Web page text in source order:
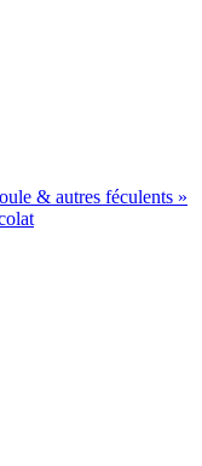
& autres féculents »